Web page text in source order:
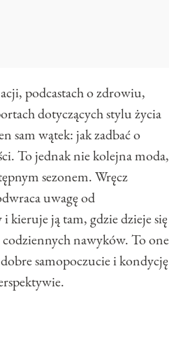
podcastach o zdrowiu,
dotyczących stylu życia
sam wątek: jak zadbać o
To jednak nie kolejna moda,
sezonem. Wręcz
uwagę od
kieruje ją tam, gdzie dzieje się
nawyków. To one
samopoczucie i kondycję